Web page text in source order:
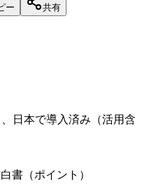
ー 共有
日本で導入済み（活用含
書（ポイント）